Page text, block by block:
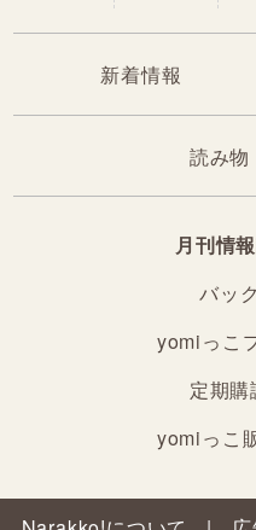
新着情報
読み物
月刊情
バッ
yomiっこ
定期購
yomiっこ